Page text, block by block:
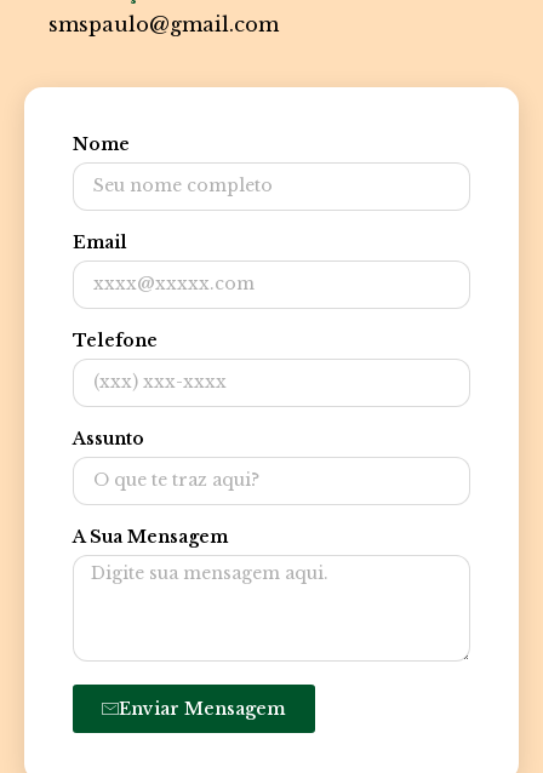
Nome
Email
Telefone
Assunto
A Sua Mensagem
Enviar Mensagem
smspaulo@gmail.com